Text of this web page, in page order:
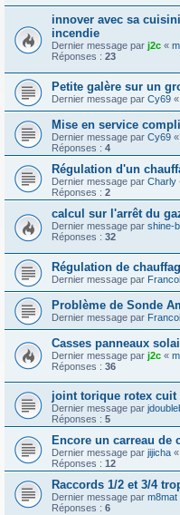
innover avec sa
incendie
Dernier message par j2c «
Réponses : 23
Petite galère sur un
Dernier message par Cy69 «
Mise en service
Dernier message par Cy69 «
Réponses : 4
Régulation d'un
Dernier message par Charly
Réponses : 2
calcul sur l'arrêt du
Dernier message par shine-
Réponses : 32
Régulation de
Dernier message par
Problème de Sonde
Dernier message par
Casses panneaux
Dernier message par j2c «
Réponses : 36
joint torique rotex cuit
Dernier message par
Réponses : 5
Encore un carreau de
Dernier message par jijicha «
Réponses : 12
Raccords 1/2 et 3/4
Dernier message par m8mat
Réponses : 6